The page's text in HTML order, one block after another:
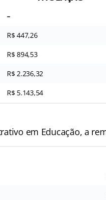
–
R$ 447,26
R$ 894,53
R$ 2.236,32
R$ 5.143,54
em Educação, a